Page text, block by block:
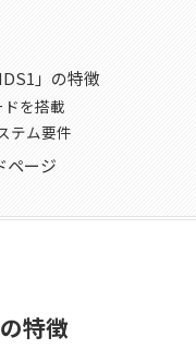
」の特徴
を搭載
テム要件
ページ
特徴